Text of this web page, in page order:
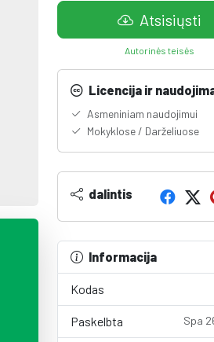
Atsisiųsti
Autorinės teisės
Licencija ir
Asmeniniam naudojimui
Mokyklose / Darželiuose
dalintis
Informacija
Kodas
Paskelbta Spa